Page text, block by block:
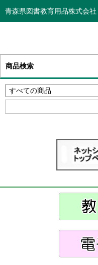
青森県図書教育用品株式会社
商品検索